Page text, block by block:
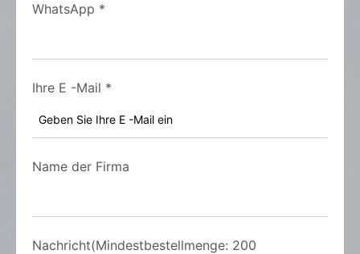
WhatsApp *
Ihre E -Mail *
Name der Firma
Nachricht(Mindestbestellmenge: 200